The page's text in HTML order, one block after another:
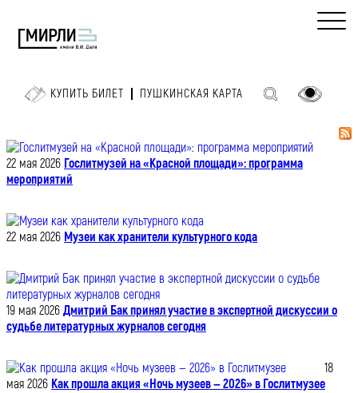
КУПИТЬ БИЛЕТ ПУШКИНСКАЯ КАРТА
22 мая 2026 Гослитмузей на «Красной площади»: программа
мероприятий
22 мая 2026 Музеи как хранители культурного кода
19 мая 2026 Дмитрий Бак принял участие в экспертной дискуссии о
судьбе литературных журналов сегодня
18
мая 2026 Как прошла акция «Ночь музеев — 2026» в Гослитмузее